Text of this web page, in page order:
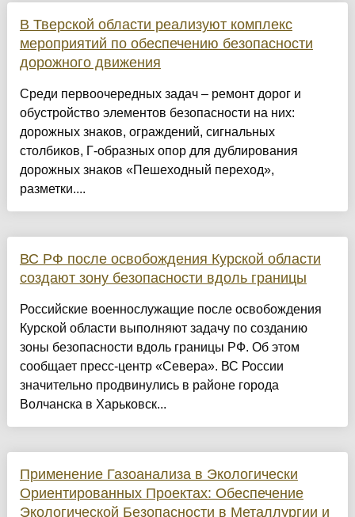
В Тверской области реализуют комплекс
мероприятий по обеспечению безопасности
дорожного движения
Среди первоочередных задач – ремонт дорог и
обустройство элементов безопасности на них:
дорожных знаков, ограждений, сигнальных
столбиков, Г-образных опор для дублирования
дорожных знаков «Пешеходный переход»,
разметки....
ВС РФ после освобождения Курской области
создают зону безопасности вдоль границы
Российские военнослужащие после освобождения
Курской области выполняют задачу по созданию
зоны безопасности вдоль границы РФ. Об этом
сообщает пресс-центр «Севера». ВС России
значительно продвинулись в районе города
Волчанска в Харьковск...
Применение Газоанализа в Экологически
Ориентированных Проектах: Обеспечение
Экологической Безопасности в Металлургии и